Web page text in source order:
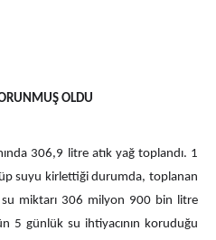
OLDU
306,9 litre atık yağ toplandı. 1
suyu kirlettiği durumda, toplanan
miktarı 306 milyon 900 bin litre
5 günlük su ihtiyacının koruduğu